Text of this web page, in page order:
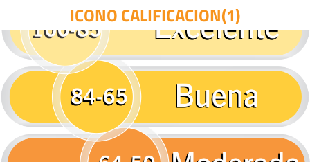
ICONO CALIFICACION(1)